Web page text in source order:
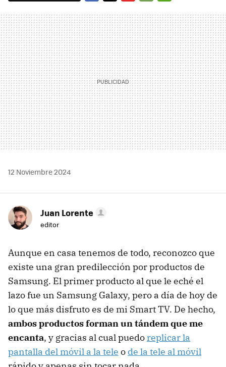
MAIL
12 Noviembre 2024
Juan Lorente
editor
Aunque en casa tenemos de todo, reconozco que
existe una gran predilección por productos de
Samsung. El primer producto al que le eché el
lazo fue un Samsung Galaxy, pero a día de hoy de
lo que más disfruto es de mi Smart TV. De hecho,
ambos productos forman un tándem que me
encanta, y gracias al cual puedo replicar la
pantalla del móvil a la tele o de la tele al móvil